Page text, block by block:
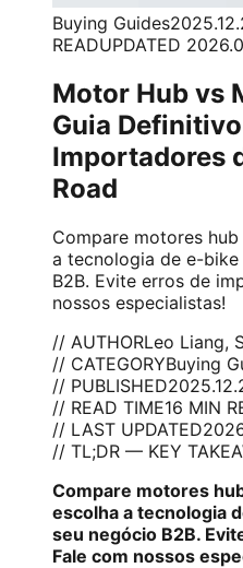
Buying Guides
READUPDATED
Motor Hub vs
Guia
Importadores
Road
Compare motores
a tecnologia de e-
B2B. Evite erros de
nossos especialistas!
// AUTHORLeo Liang,
// CATEGORYBuying
// PUBLISHED
// READ TIME16 MIN
// LAST UPDATED
// TL;DR — KEY
Compare motores
escolha a tecnologia
seu negócio B2B.
Fale com nossos